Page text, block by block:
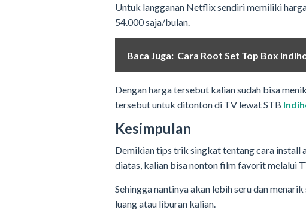
Untuk langganan Netflix sendiri memiliki
54.000 saja/bulan.
Baca Juga: Cara Root Set Top Box
Dengan harga tersebut kalian sudah bisa
tersebut untuk ditonton di TV lewat STB
Kesimpulan
Demikian tips trik singkat tentang cara install
diatas, kalian bisa nonton film favorit melalui
Sehingga nantinya akan lebih seru dan
luang atau liburan kalian.